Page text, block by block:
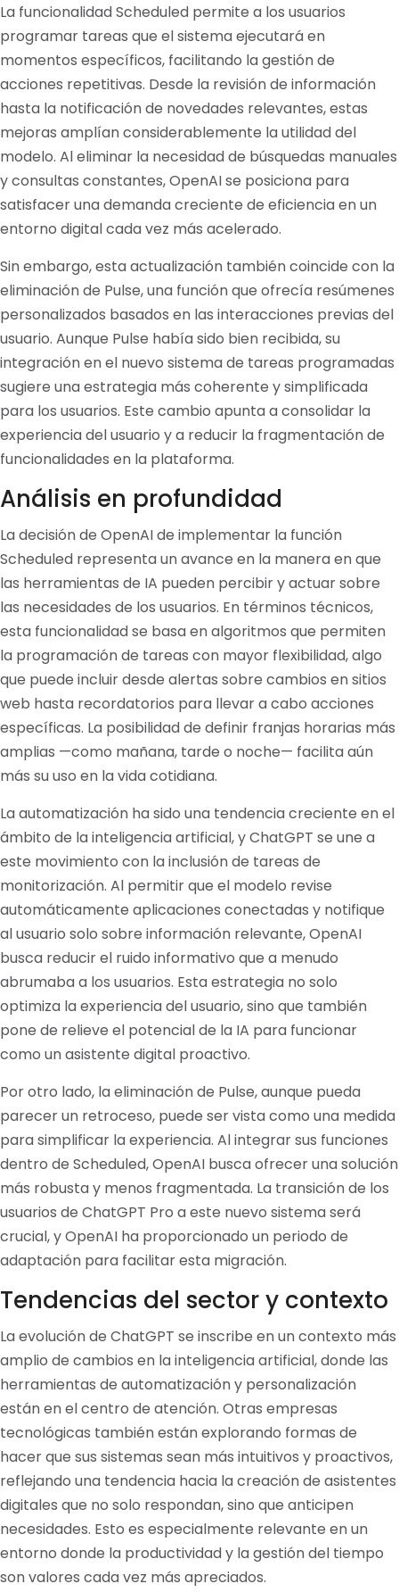
La funcionalidad Scheduled permite a los usuarios
programar tareas que el sistema ejecutará en
momentos específicos, facilitando la gestión de
acciones repetitivas. Desde la revisión de información
hasta la notificación de novedades relevantes, estas
mejoras amplían considerablemente la utilidad del
modelo. Al eliminar la necesidad de búsquedas manuales
y consultas constantes, OpenAI se posiciona para
satisfacer una demanda creciente de eficiencia en un
entorno digital cada vez más acelerado.
Sin embargo, esta actualización también coincide con la
eliminación de Pulse, una función que ofrecía resúmenes
personalizados basados en las interacciones previas del
usuario. Aunque Pulse había sido bien recibida, su
integración en el nuevo sistema de tareas programadas
sugiere una estrategia más coherente y simplificada
para los usuarios. Este cambio apunta a consolidar la
experiencia del usuario y a reducir la fragmentación de
funcionalidades en la plataforma.
Análisis en profundidad
La decisión de OpenAI de implementar la función
Scheduled representa un avance en la manera en que
las herramientas de IA pueden percibir y actuar sobre
las necesidades de los usuarios. En términos técnicos,
esta funcionalidad se basa en algoritmos que permiten
la programación de tareas con mayor flexibilidad, algo
que puede incluir desde alertas sobre cambios en sitios
web hasta recordatorios para llevar a cabo acciones
específicas. La posibilidad de definir franjas horarias más
amplias —como mañana, tarde o noche— facilita aún
más su uso en la vida cotidiana.
La automatización ha sido una tendencia creciente en el
ámbito de la inteligencia artificial, y ChatGPT se une a
este movimiento con la inclusión de tareas de
monitorización. Al permitir que el modelo revise
automáticamente aplicaciones conectadas y notifique
al usuario solo sobre información relevante, OpenAI
busca reducir el ruido informativo que a menudo
abrumaba a los usuarios. Esta estrategia no solo
optimiza la experiencia del usuario, sino que también
pone de relieve el potencial de la IA para funcionar
como un asistente digital proactivo.
Por otro lado, la eliminación de Pulse, aunque pueda
parecer un retroceso, puede ser vista como una medida
para simplificar la experiencia. Al integrar sus funciones
dentro de Scheduled, OpenAI busca ofrecer una solución
más robusta y menos fragmentada. La transición de los
usuarios de ChatGPT Pro a este nuevo sistema será
crucial, y OpenAI ha proporcionado un periodo de
adaptación para facilitar esta migración.
Tendencias del sector y contexto
La evolución de ChatGPT se inscribe en un contexto más
amplio de cambios en la inteligencia artificial, donde las
herramientas de automatización y personalización
están en el centro de atención. Otras empresas
tecnológicas también están explorando formas de
hacer que sus sistemas sean más intuitivos y proactivos,
reflejando una tendencia hacia la creación de asistentes
digitales que no solo respondan, sino que anticipen
necesidades. Esto es especialmente relevante en un
entorno donde la productividad y la gestión del tiempo
son valores cada vez más apreciados.